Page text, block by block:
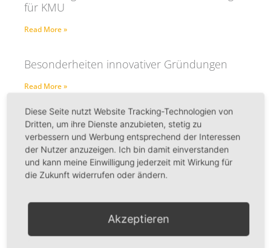
für KMU
Read More »
Besonderheiten innovativer Gründungen
Read More »
Corona-Förderkredite für Wachstums- und
Übernahmevorhaben
Read More »
KfW-Corona-Kredite
Diese Seite nutzt Website Tracking-Technologien von
Dritten, um ihre Dienste anzubieten, stetig zu
verbessern und Werbung entsprechend der Interessen
der Nutzer anzuzeigen. Ich bin damit einverstanden
und kann meine Einwilligung jederzeit mit Wirkung für
die Zukunft widerrufen oder ändern.
Akzeptieren